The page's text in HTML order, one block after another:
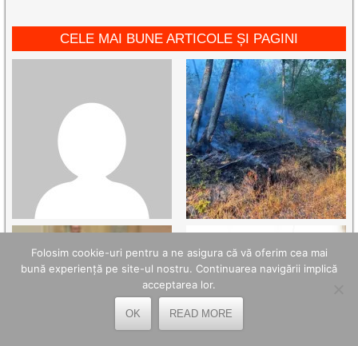
CELE MAI BUNE ARTICOLE ȘI PAGINI
Folosim cookie-uri pentru a ne asigura că vă oferim cea mai
bună experiență pe site-ul nostru. Continuarea navigării implică
acceptarea lor.
OK READ MORE